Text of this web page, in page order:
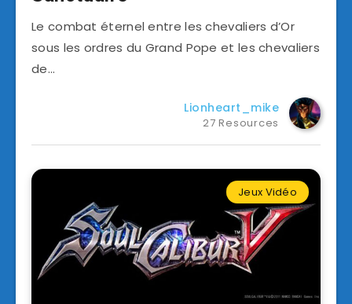
Le combat éternel entre les chevaliers d’Or
sous les ordres du Grand Pope et les chevaliers
de…
Lionheart_mike
27 Resources
Jeux Vidéo